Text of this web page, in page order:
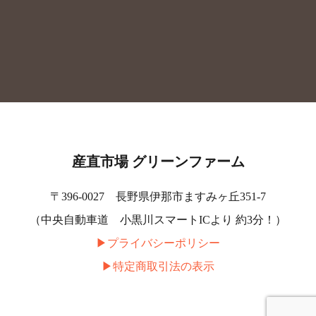
産直市場 グリーンファーム
〒396-0027 長野県伊那市ますみヶ丘351-7
（中央自動車道 小黒川スマートICより 約3分！）
▶︎プライバシーポリシー
▶︎特定商取引法の表示